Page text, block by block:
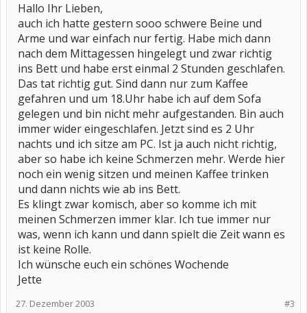
Hallo Ihr Lieben,
auch ich hatte gestern sooo schwere Beine und
Arme und war einfach nur fertig. Habe mich dann
nach dem Mittagessen hingelegt und zwar richtig
ins Bett und habe erst einmal 2 Stunden geschlafen.
Das tat richtig gut. Sind dann nur zum Kaffee
gefahren und um 18.Uhr habe ich auf dem Sofa
gelegen und bin nicht mehr aufgestanden. Bin auch
immer wider eingeschlafen. Jetzt sind es 2 Uhr
nachts und ich sitze am PC. Ist ja auch nicht richtig,
aber so habe ich keine Schmerzen mehr. Werde hier
noch ein wenig sitzen und meinen Kaffee trinken
und dann nichts wie ab ins Bett.
Es klingt zwar komisch, aber so komme ich mit
meinen Schmerzen immer klar. Ich tue immer nur
was, wenn ich kann und dann spielt die Zeit wann es
ist keine Rolle.
Ich wünsche euch ein schönes Wochende
Jette
#3
27. Dezember 2003